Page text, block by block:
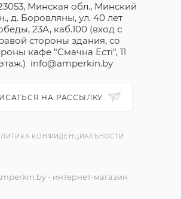
Минская обл., Минский
д. Боровляны, ул. 40 лет
23А, каб.100 (вход с
стороны здания, со
кафе "Смачна Естi", 11
info@amperkin.by
НА РАССЫЛКУ
КОНФИДЕНЦИАЛЬНОСТИ
- интернет-магазин